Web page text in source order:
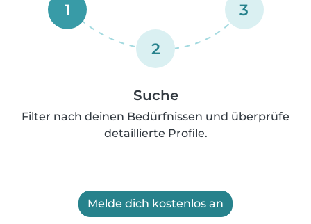
1
2
3
Suche
Filter nach deinen Bedürfnissen und überprüfe
detaillierte Profile.
Melde dich kostenlos an